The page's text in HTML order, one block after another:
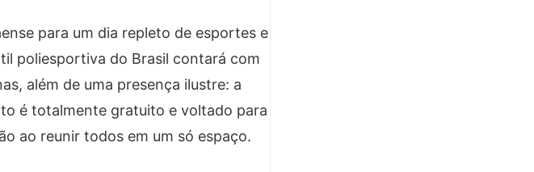
para um dia repleto de esportes e
poliesportiva do Brasil contará com
além de uma presença ilustre: a
é totalmente gratuito e voltado para
ao reunir todos em um só espaço.